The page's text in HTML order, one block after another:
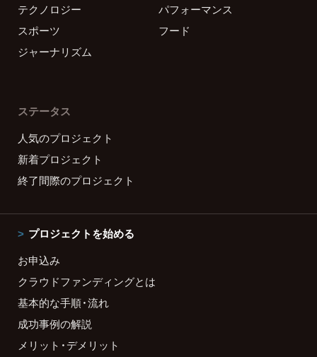
テクノロジー
パフォーマンス
スポーツ
フード
ジャーナリズム
ステータス
人気のプロジェクト
新着プロジェクト
終了間際のプロジェクト
プロジェクトを始める
お申込み
クラウドファンディングとは
基本的な手順・流れ
成功事例の解説
メリット・デメリット